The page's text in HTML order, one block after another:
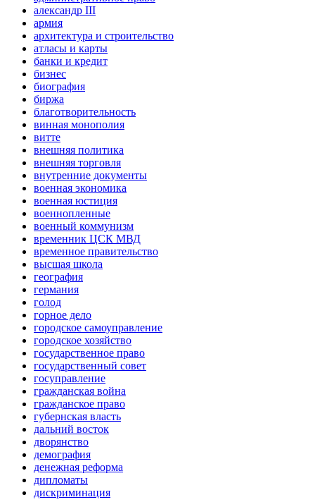
александр III
армия
архитектура и строительство
атласы и карты
банки и кредит
бизнес
биография
биржа
благотворительность
винная монополия
витте
внешняя политика
внешняя торговля
внутренние документы
военная экономика
военная юстиция
военнопленные
военный коммунизм
временник ЦСК МВД
временное правительство
высшая школа
география
германия
голод
горное дело
городское самоуправление
городское хозяйство
государственное право
государственный совет
госуправление
гражданская война
гражданское право
губернская власть
дальний восток
дворянство
демография
денежная реформа
дипломаты
дискриминация